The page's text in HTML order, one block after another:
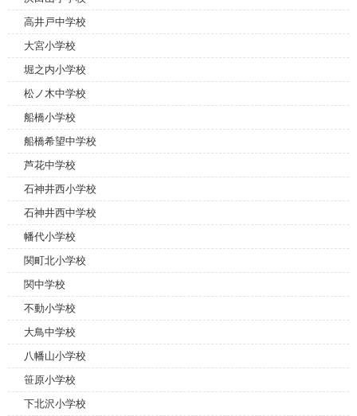
高井戸中学校
大宮小学校
堀之内小学校
松ノ木中学校
船橋小学校
船橋希望中学校
芦花中学校
石神井西小学校
石神井西中学校
幡代小学校
関町北小学校
関中学校
不動小学校
大鳥中学校
八幡山小学校
笹原小学校
下北沢小学校